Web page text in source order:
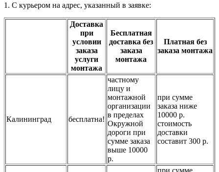
1. С курьером на адрес, указанный в заявке:
Доставка
при
условии
заказа
услуги
монтажа
Бесплатная
доставка без
заказа
монтажа
Платная без
заказа монтажа
Калининград бесплатна!
частному
лицу и
монтажной
организации
в пределах
Окружной
дороги при
сумме заказа
выше 10000
р.
при сумме
заказа ниже
10000 р.
стоимость
доставки
составит 300 р.
при сумме